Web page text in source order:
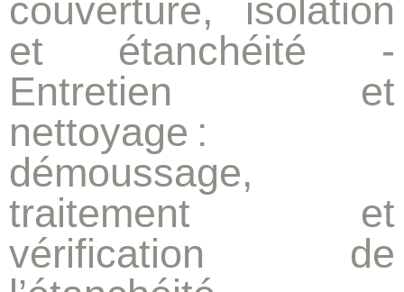
couverture, isolation
et étanchéité -
Entretien et
nettoyage :
démoussage,
traitement et
vérification de